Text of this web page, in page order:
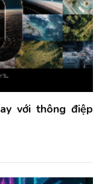
với thông điệp